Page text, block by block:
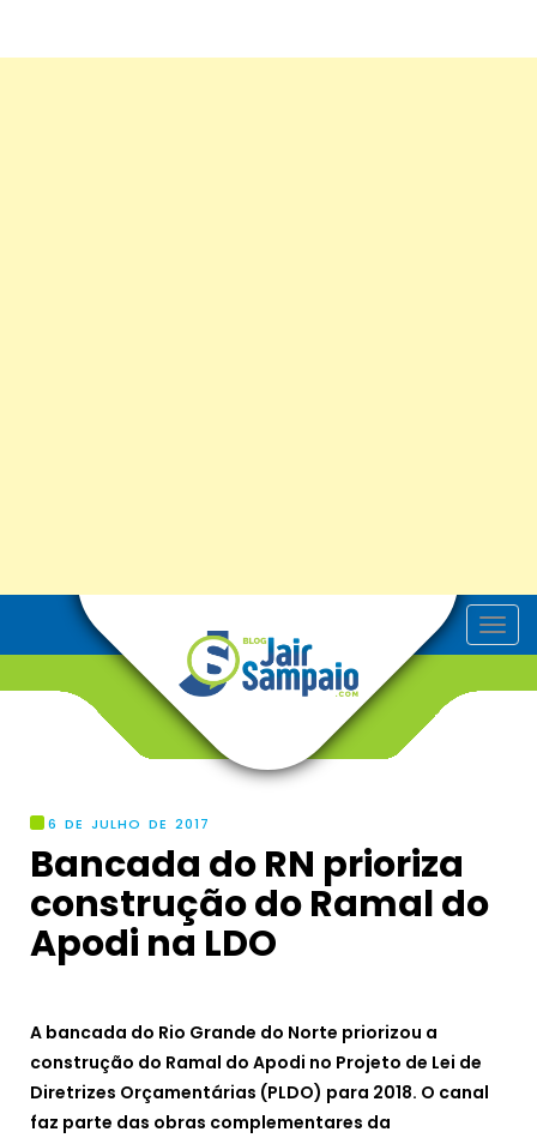
T
o
6 DE JULHO DE 2017
Bancada do RN prioriza
construção do Ramal do
Apodi na LDO
A bancada do Rio Grande do Norte priorizou a
construção do Ramal do Apodi no Projeto de Lei de
Diretrizes Orçamentárias (PLDO) para 2018. O canal
faz parte das obras complementares da